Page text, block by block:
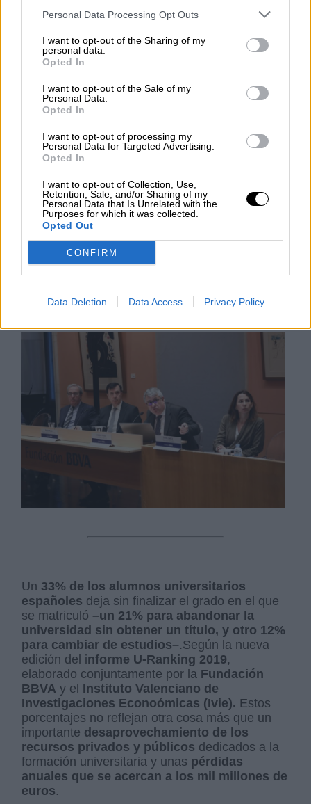
Personal Data Processing Opt Outs
I want to opt-out of the Sharing of my
personal data.
Opted In
I want to opt-out of the Sale of my
Personal Data.
Opted In
I want to opt-out of processing my
Personal Data for Targeted Advertising.
Opted In
I want to opt-out of Collection, Use,
Retention, Sale, and/or Sharing of my
Personal Data that Is Unrelated with the
Purposes for which it was collected.
Opted Out
CONFIRM
Data Deletion Data Access Privacy Policy
ARTE |
Un 33% de alumnos no finalizan su
carrera universitaria
Según la nueva edición del informe U-Ranking
2019, elaborado conjuntamente por la Fundación
BBVA y el Instituto Valenciano de Investigaciones
Econoómicas (Ivie), y que analiza el rendimiento
de las universidades españolas y el nivel de
abandono de los estudios, España se encuentra
entre los países que menos aprovecha el esfuerzo
público y privado realizado en educación superior.
AUTOR SARA GÓMEZ
Un 33% de los alumnos universitarios
españoles deja sin finalizar el grado en el que
se matriculó –un 21% para abandonar la
universidad sin obtener un título, y otro 12%
para cambiar de estudios–.Según la nueva
edición del informe U-Ranking 2019,
elaborado conjuntamente por la Fundación
BBVA y el Instituto Valenciano de
Investigaciones Econoómicas (Ivie). Estos
porcentajes no reflejan otra cosa más que un
importante desaprovechamiento de los
recursos privados y públicos dedicados a la
formación universitaria y unas pérdidas
anuales que se acercan a los mil millones de
euros.